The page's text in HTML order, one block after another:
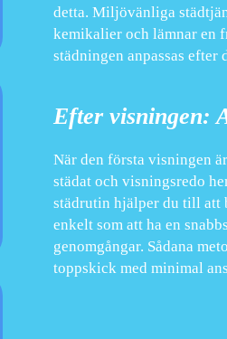
detta. Miljövänliga
kemikalier och lämnar en
städningen anpassas
Efter visningen:
När den första visningen
städat och visningsredo
städrutin hjälper du till att
enkelt som att ha en
genomgångar. Sådana
toppskick med minimal